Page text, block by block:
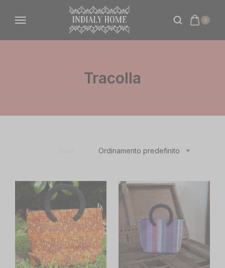
0
Tracolla
Ordinamento predefinito